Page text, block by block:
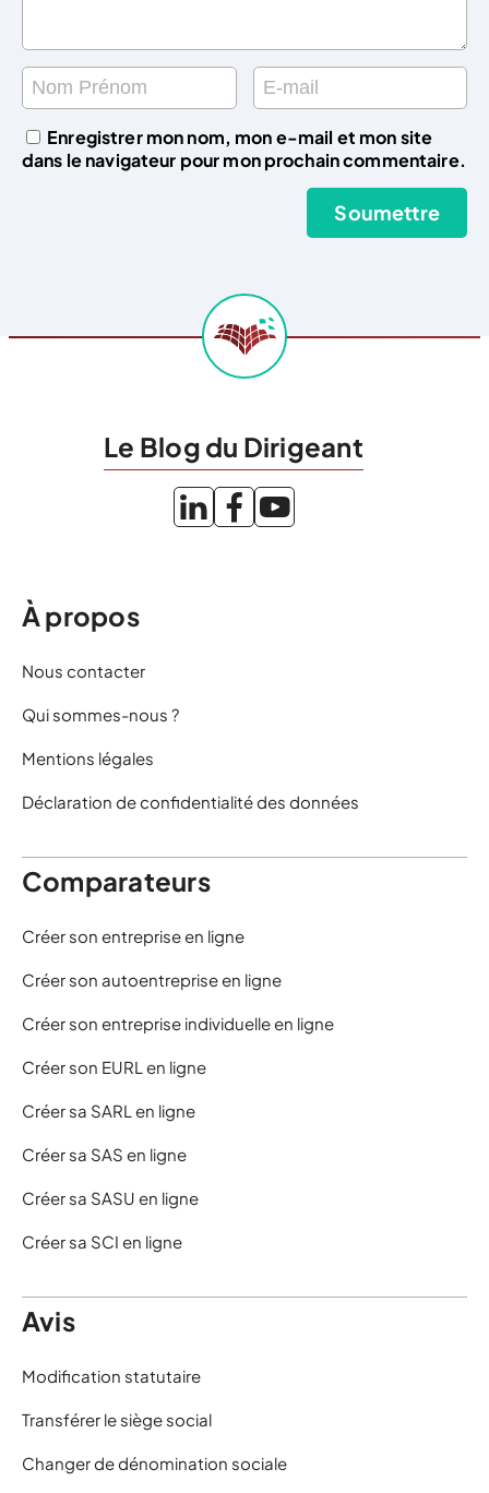
Enregistrer mon nom, mon e-mail et mon site
dans le navigateur pour mon prochain commentaire.
Le Blog du Dirigeant
À propos
Nous contacter
Qui sommes-nous ?
Mentions légales
Déclaration de confidentialité des données
Comparateurs
Créer son entreprise en ligne
Créer son autoentreprise en ligne
Créer son entreprise individuelle en ligne
Créer son EURL en ligne
Créer sa SARL en ligne
Créer sa SAS en ligne
Créer sa SASU en ligne
Créer sa SCI en ligne
Avis
Modification statutaire
Transférer le siège social
Changer de dénomination sociale